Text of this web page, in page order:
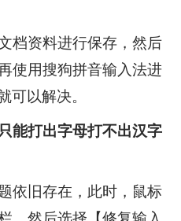
档资料进行保存，然后
使用搜狗拼音输入法进
可以解决。
能打出字母打不出汉字
依旧存在，此时，鼠标